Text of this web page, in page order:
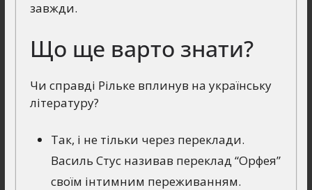
завжди.
Що ще варто знати?
Чи справді Рільке вплинув на українську
літературу?
Так, і не тільки через переклади.
Василь Стус називав переклад “Орфея”
своїм інтимним переживанням.